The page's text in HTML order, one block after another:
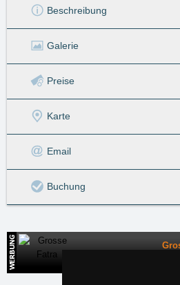
Beschreibung
Galerie
Preise
Karte
Email
Buchung